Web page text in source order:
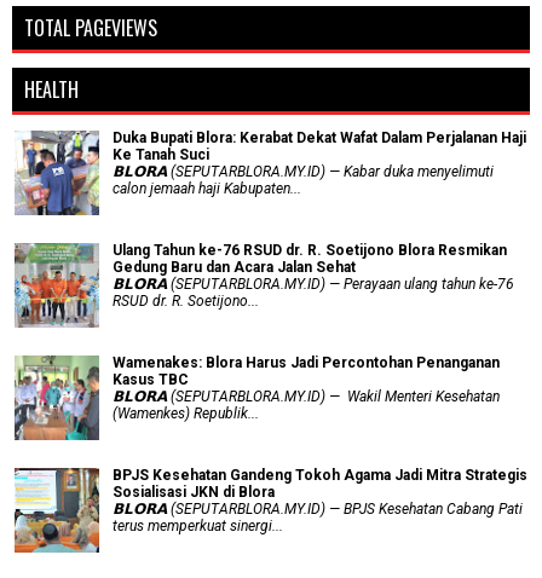
TOTAL PAGEVIEWS
HEALTH
Duka Bupati Blora: Kerabat Dekat Wafat Dalam Perjalanan Haji
Ke Tanah Suci
𝗕𝗟𝗢𝗥𝗔 (SEPUTARBLORA.MY.ID) — Kabar duka menyelimuti
calon jemaah haji Kabupaten...
Ulang Tahun ke-76 RSUD dr. R. Soetijono Blora Resmikan
Gedung Baru dan Acara Jalan Sehat
𝗕𝗟𝗢𝗥𝗔 (SEPUTARBLORA.MY.ID) — Perayaan ulang tahun ke-76
RSUD dr. R. Soetijono...
Wamenakes: Blora Harus Jadi Percontohan Penanganan
Kasus TBC
𝗕𝗟𝗢𝗥𝗔 (SEPUTARBLORA.MY.ID) — Wakil Menteri Kesehatan
(Wamenkes) Republik...
BPJS Kesehatan Gandeng Tokoh Agama Jadi Mitra Strategis
Sosialisasi JKN di Blora
𝗕𝗟𝗢𝗥𝗔 (SEPUTARBLORA.MY.ID) — BPJS Kesehatan Cabang Pati
terus memperkuat sinergi...